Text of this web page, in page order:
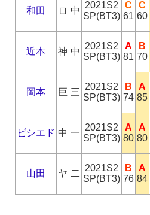
和田 ロ 中
2021S2
SP(BT3)
C
61
C
60
近本 神 中
2021S2
SP(BT3)
A
81
B
70
岡本 巨 三
2021S2
SP(BT3)
B
74
A
85
ビシエド 中 一
2021S2
SP(BT3)
A
80
A
80
山田 ヤ 二
2021S2
SP(BT3)
B
76
A
84